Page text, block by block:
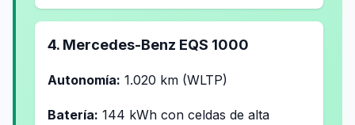
4. Mercedes-Benz EQS 1000
Autonomía: 1.020 km (WLTP)
Batería: 144 kWh con celdas de alta